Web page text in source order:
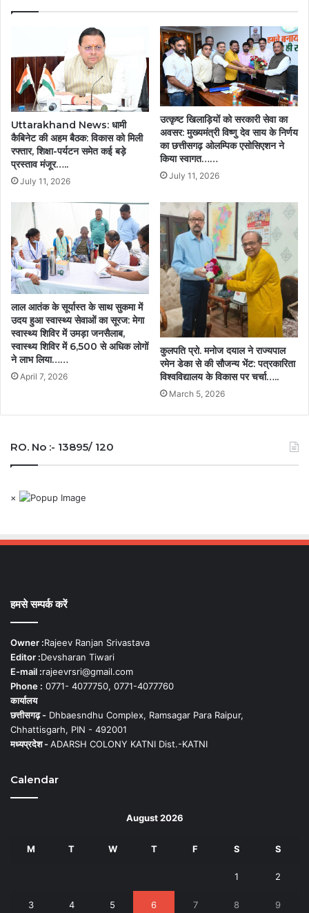
Uttarakhand News: धामी
कैबिनेट की अहम बैठक: विकास को मिली
रफ्तार, शिक्षा-पर्यटन समेत कई बड़े
प्रस्ताव मंजूर…..
July 11, 2026
उत्कृष्ट खिलाड़ियों को सरकारी सेवा का
अवसर: मुख्यमंत्री विष्णु देव साय के निर्णय
का छत्तीसगढ़ ओलम्पिक एसोसिएशन ने
किया स्वागत……
July 11, 2026
लाल आतंक के सूर्यास्त के साथ सुकमा में
उदय हुआ स्वास्थ्य सेवाओं का सूरज: मेगा
स्वास्थ्य शिविर में उमड़ा जनसैलाब,
स्वास्थ्य शिविर में 6,500 से अधिक लोगों
ने लाभ लिया……
April 7, 2026
कुलपति प्रो. मनोज दयाल ने राज्यपाल
रमेन डेका से की सौजन्य भेंट: पत्रकारिता
विश्वविद्यालय के विकास पर चर्चा…..
March 5, 2026
RO. No :- 13895/ 120
×
हमसे सम्पर्क करें
Owner :Rajeev Ranjan Srivastava
Editor :Devsharan Tiwari
E-mail :rajeevrsri@gmail.com
Phone : 0771- 4077750, 0771-4077760
कार्यालय
छत्तीसगढ़ - Dhbaesndhu Complex, Ramsagar Para Raipur,
Chhattisgarh, PIN - 492001
मध्यप्रदेश -ADARSH COLONY KATNI Dist.-KATNI
Calendar
August 2026
M T W T F S S
1 2
3 4 5 6 7 8 9